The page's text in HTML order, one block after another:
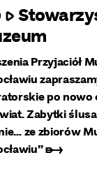
▷
Przyjaciół
po
Zabytki
ze zbiorów
➸